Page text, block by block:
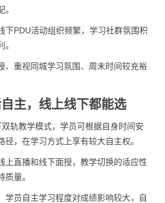
下PDU活动组织频繁，学习社群氛围积
、重视同城学习氛围、周末时间较充裕
主，线上线下都能选
轨教学模式，学员可根据自身时间安
，在学习方式上享有较大自主权。
上直播和线下面授，教学切换的适应性
量。
学员自主学习程度对成绩影响较大，自